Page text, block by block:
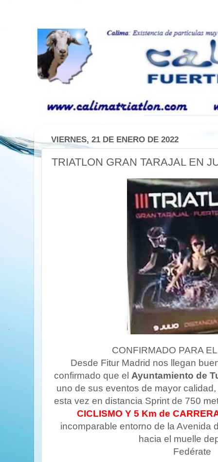
VIERNES, 21 DE ENERO DE 2022
TRIATLON GRAN TARAJAL EN
CONFIRMADO PARA
Desde Fitur Madrid nos llegan
confirmado que el Ayuntamiento de
uno de sus eventos de mayor
esta vez en distancia Sprint de 750
CICLISMO Y 5 Km de
incomparable entorno de la Avenida
hacia el muelle
Fedérate